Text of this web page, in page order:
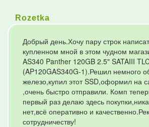
Rozetka
Добрый день.Хочу пару строк
купленном мной в этом чудном
AS340 Panther 120GB 2.5" SATAIII
(AP120GAS340G-1).Решил немного
железо,купил этот SSD,оформил на
,очень быстро отправили. Комп
первый раз делаю здесь
нет,всё оперативно и
сотрудничеству!